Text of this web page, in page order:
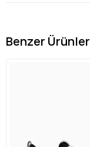
Benzer Ürünler